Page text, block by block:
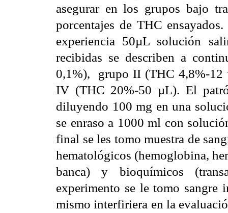
asegurar en los grupos bajo
porcentajes de THC
experiencia 50µL solución
recibidas se describen a
0,1%), grupo II (THC 4,8%-
IV (THC 20%-50 µL). El
diluyendo 100 mg en una
se enraso a 1000 ml con
final se les tomo muestra de
hematológicos (hemoglobina,
banca) y bioquímicos
experimento se le tomo sangre
mismo interfiriera en la